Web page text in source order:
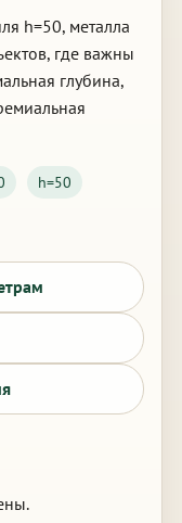
h=50, металла
где важны
глубина,
h=50